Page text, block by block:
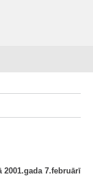
2001.gada 7.februārī